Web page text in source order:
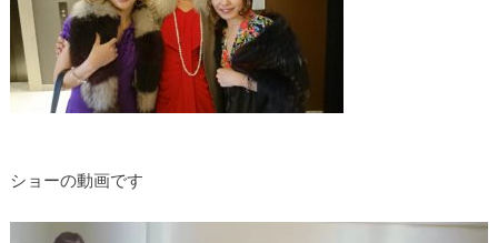
ショーの動画です